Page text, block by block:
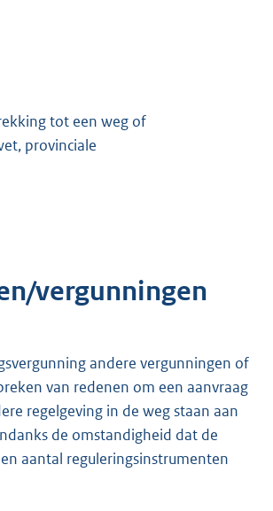
tot een weg of
provinciale
vergunningen
andere vergunningen of
van redenen om een aanvraag
regelgeving in de weg staan aan
de omstandigheid dat de
aantal reguleringsinstrumenten